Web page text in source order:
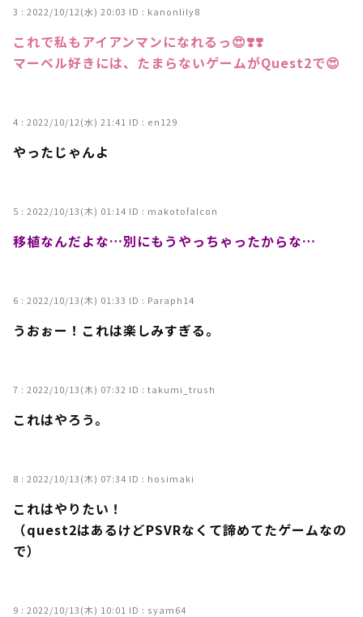
3 : 2022/10/12(水) 20:03 ID : kanonlily8
これで私もアイアンマンになれるっ😍❣️❣️
マーベル好きには、たまらないゲームがQuest2で😍
4 : 2022/10/12(水) 21:41 ID : en129
やったじゃんよ
5 : 2022/10/13(木) 01:14 ID : makotofalcon
移植なんだよな…別にもうやっちゃったからな…
6 : 2022/10/13(木) 01:33 ID : Paraph14
うおぉー！これは楽しみすぎる。
7 : 2022/10/13(木) 07:32 ID : takumi_trush
これはやろう。
8 : 2022/10/13(木) 07:34 ID : hosimaki
これはやりたい！
（quest2はあるけどPSVRなくて諦めてたゲームなの
で）
9 : 2022/10/13(木) 10:01 ID : syam64